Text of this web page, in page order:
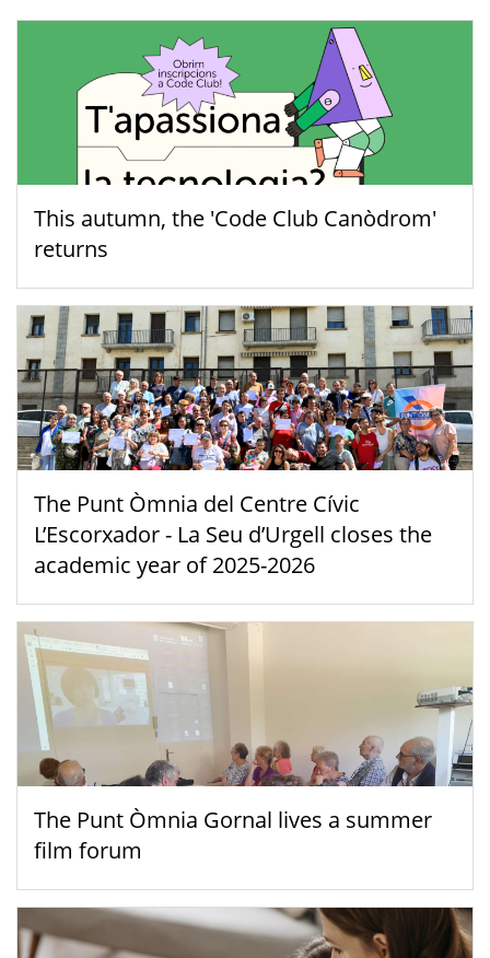
This autumn, the 'Code Club Canòdrom'
returns
The Punt Òmnia del Centre Cívic
L’Escorxador - La Seu d’Urgell closes the
academic year of 2025-2026
The Punt Òmnia Gornal lives a summer
film forum